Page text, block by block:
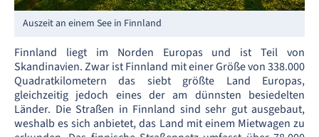
Auszeit an einem See in Finnland
Finnland liegt im Norden Europas und ist Teil von
Skandinavien. Zwar ist Finnland mit einer Größe von 338.000
Quadratkilometern das siebt größte Land Europas,
gleichzeitig jedoch eines der am dünnsten besiedelten
Länder. Die Straßen in Finnland sind sehr gut ausgebaut,
weshalb es sich anbietet, das Land mit einem Mietwagen zu